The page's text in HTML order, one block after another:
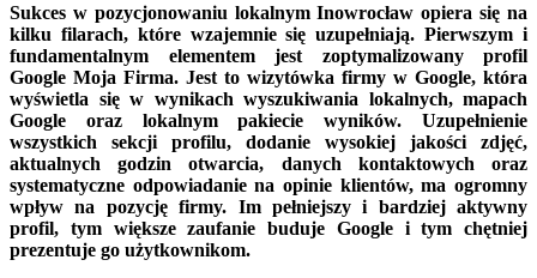
Sukces w pozycjonowaniu lokalnym Inowrocław opiera się na
kilku filarach, które wzajemnie się uzupełniają. Pierwszym i
fundamentalnym elementem jest zoptymalizowany profil
Google Moja Firma. Jest to wizytówka firmy w Google, która
wyświetla się w wynikach wyszukiwania lokalnych, mapach
Google oraz lokalnym pakiecie wyników. Uzupełnienie
wszystkich sekcji profilu, dodanie wysokiej jakości zdjęć,
aktualnych godzin otwarcia, danych kontaktowych oraz
systematyczne odpowiadanie na opinie klientów, ma ogromny
wpływ na pozycję firmy. Im pełniejszy i bardziej aktywny
profil, tym większe zaufanie buduje Google i tym chętniej
prezentuje go użytkownikom.